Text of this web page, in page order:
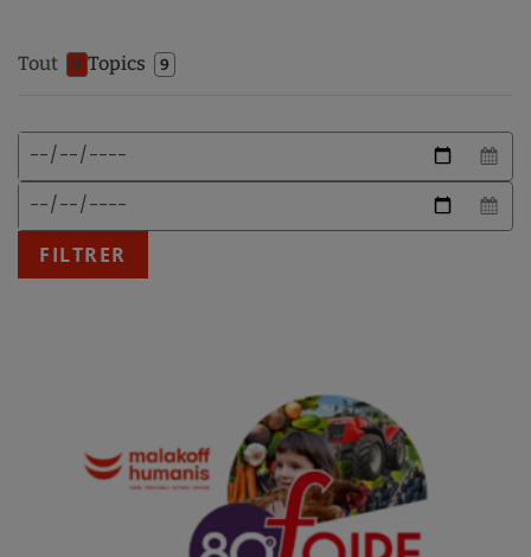
Tout 9 Topics 9
Date
début
Date
Format
date
attendu
:
JJ/MM/AAAA
FILTRER